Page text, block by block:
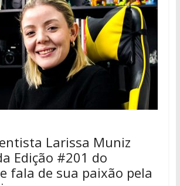
Larissa Muniz
Edição #201 do
fala de sua paixão pela